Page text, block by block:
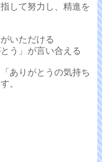
して努力し、精進を
いただける
う」が言い合える
ありがとうの気持ち
。